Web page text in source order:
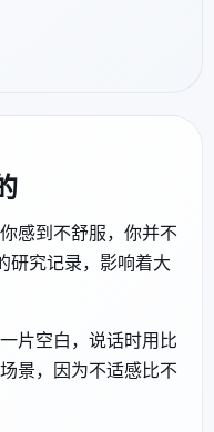
感到不舒服，你并不
研究记录，影响着大
片空白，说话时用比
景，因为不适感比不